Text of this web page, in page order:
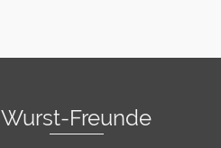
Wurst-Freunde